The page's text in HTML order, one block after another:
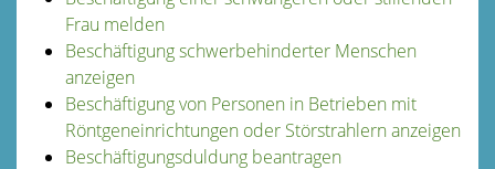
Frau melden
Beschäftigung schwerbehinderter Menschen
anzeigen
Beschäftigung von Personen in Betrieben mit
Röntgeneinrichtungen oder Störstrahlern anzeigen
Beschäftigungsduldung beantragen